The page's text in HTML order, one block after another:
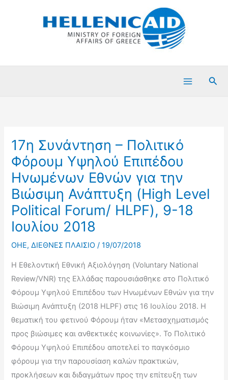
17η Συνάντηση – Πολιτικό
Φόρουμ Υψηλού Επιπέδου
Ηνωμένων Εθνών για την
Βιώσιμη Ανάπτυξη (High Level
Political Forum/ HLPF), 9-18
Ιουλίου 2018
OHE,ΔΙΕΘΝΕΣ ΠΛΑΙΣΙΟ /19/07/2018
Η Εθελοντική Εθνική Αξιολόγηση (Voluntary National
Review/VNR) της Ελλάδας παρουσιάσθηκε στο Πολιτικό
Φόρουμ Υψηλού Επιπέδου των Ηνωμένων Εθνών για την
Βιώσιμη Ανάπτυξη (2018 HLPF) στις 16 Ιουλίου 2018. H
θεματική του φετινού Φόρουμ ήταν «Μετασχηματισμός
προς βιώσιμες και ανθεκτικές κοινωνίες». Το Πολιτικό
Φόρουμ Υψηλού Επιπέδου αποτελεί το παγκόσμιο
φόρουμ για την παρουσίαση καλών πρακτικών,
προκλήσεων και διδαγμάτων προς την επίτευξη των